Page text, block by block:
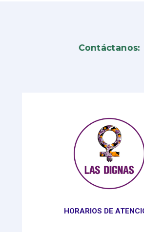
Contáctanos:
HORARIOS DE